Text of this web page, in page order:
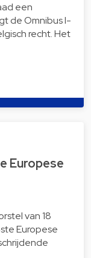
een
de Omnibus I-
recht. Het
Europese
van 18
Europese